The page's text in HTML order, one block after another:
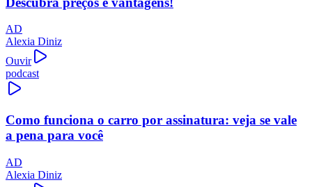
AD
Alexia Diniz
Ouvir
podcast
Como funciona o carro por assinatura: veja se vale
a pena para você
AD
Alexia Diniz